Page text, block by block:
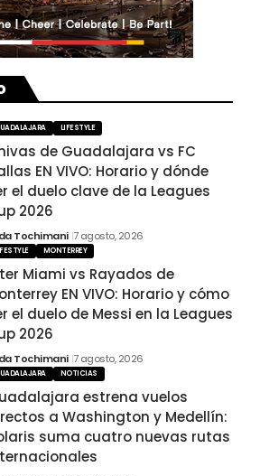
LIFESTYLE
de Guadalajara vs FC
EN VIVO: Horario y dónde
el duelo clave de la Leagues
2026
Tochimani 7 agosto, 2026
MONTERREY
Miami vs Rayados de
EN VIVO: Horario y cómo
el duelo de Messi en la Leagues
2026
Tochimani 7 agosto, 2026
NOTICIAS
estrena vuelos
a Washington y Medellín:
suma cuatro nuevas rutas